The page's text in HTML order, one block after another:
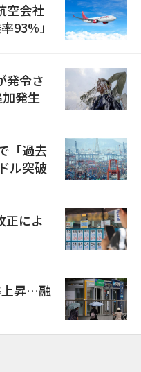
空会社
93%」
発令さ
発生
「過去
ル突破
正によ
上昇…融